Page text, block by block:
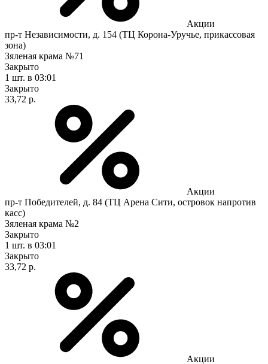
Акции
пр-т Независимости, д. 154 (ТЦ Корона-Уручье, прикассовая
зона)
Зяленая крама №71
Закрыто
1 шт. в 03:01
Закрыто
33,72 р.
Акции
пр-т Победителей, д. 84 (ТЦ Арена Сити, островок напротив
касс)
Зяленая крама №2
Закрыто
1 шт. в 03:01
Закрыто
33,72 р.
Акции